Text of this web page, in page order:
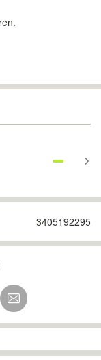
3405192295